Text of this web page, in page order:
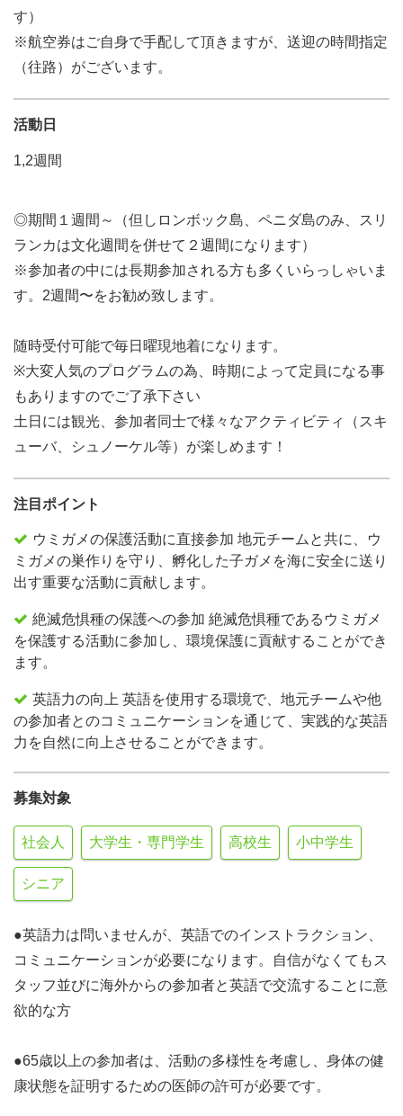
す）
※航空券はご自身で手配して頂きますが、送迎の時間指定
（往路）がございます。
活動日
1,2週間
◎期間１週間～（但しロンボック島、ペニダ島のみ、スリ
ランカは文化週間を併せて２週間になります）
※参加者の中には長期参加される方も多くいらっしゃいま
す。2週間〜をお勧め致します。
随時受付可能で毎日曜現地着になります。
※大変人気のプログラムの為、時期によって定員になる事
もありますのでご了承下さい
土日には観光、参加者同士で様々なアクティビティ（スキ
ューバ、シュノーケル等）が楽しめます！
注目ポイント
ウミガメの保護活動に直接参加 地元チームと共に、ウ
ミガメの巣作りを守り、孵化した子ガメを海に安全に送り
出す重要な活動に貢献します。
絶滅危惧種の保護への参加 絶滅危惧種であるウミガメ
を保護する活動に参加し、環境保護に貢献することができ
ます。
英語力の向上 英語を使用する環境で、地元チームや他
の参加者とのコミュニケーションを通じて、実践的な英語
力を自然に向上させることができます。
募集対象
社会人 大学生・専門学生 高校生 小中学生
シニア
●英語力は問いませんが、英語でのインストラクション、
コミュニケーションが必要になります。自信がなくてもス
タッフ並びに海外からの参加者と英語で交流することに意
欲的な方
●65歳以上の参加者は、活動の多様性を考慮し、身体の健
康状態を証明するための医師の許可が必要です。